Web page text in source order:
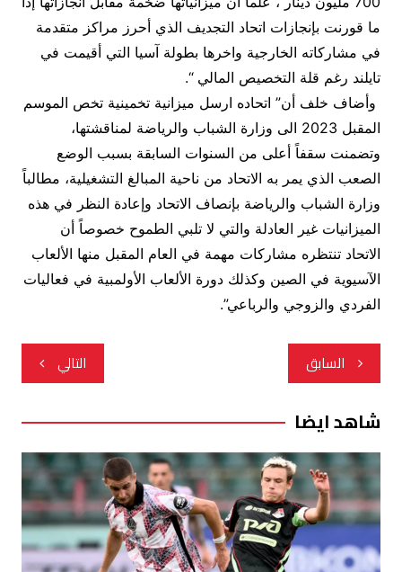
ما قورنت بإنجازات اتحاد التجديف الذي أحرز مراكز متقدمة
في مشاركاته الخارجية واخرها بطولة آسيا التي أقيمت في
تايلند رغم قلة التخصيص المالي “.
وأضاف خلف أن” اتحاده ارسل ميزانية تخمينية تخص الموسم
المقبل 2023 الى وزارة الشباب والرياضة لمناقشتها،
وتضمنت سقفاً أعلى من السنوات السابقة بسبب الوضع
الصعب الذي يمر به الاتحاد من ناحية المبالغ التشغيلية، مطالباً
وزارة الشباب والرياضة بإنصاف الاتحاد وإعادة النظر في هذه
الميزانيات غير العادلة والتي لا تلبي الطموح خصوصاً أن
الاتحاد تنتظره مشاركات مهمة في العام المقبل منها الألعاب
الآسيوية في الصين وكذلك دورة الألعاب الأولمبية في فعاليات
الفردي والزوجي والرباعي”.
تصفّح
المقالات
السابق التالي
شاهد ايضا